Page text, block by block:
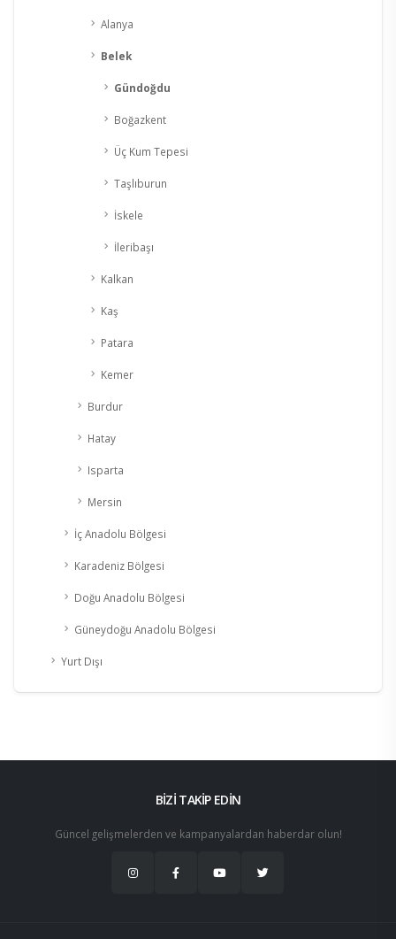
Alanya
Belek
Gündoğdu
Boğazkent
Üç Kum Tepesi
Taşlıburun
İskele
İleribaşı
Kalkan
Kaş
Patara
Kemer
Burdur
Hatay
Isparta
Mersin
İç Anadolu Bölgesi
Karadeniz Bölgesi
Doğu Anadolu Bölgesi
Güneydoğu Anadolu Bölgesi
Yurt Dışı
BİZİ TAKİP EDİN
Güncel gelişmelerden ve kampanyalardan haberdar olun!